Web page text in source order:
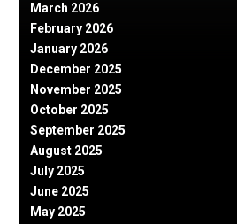
March 2026
February 2026
January 2026
December 2025
November 2025
October 2025
September 2025
August 2025
July 2025
June 2025
May 2025